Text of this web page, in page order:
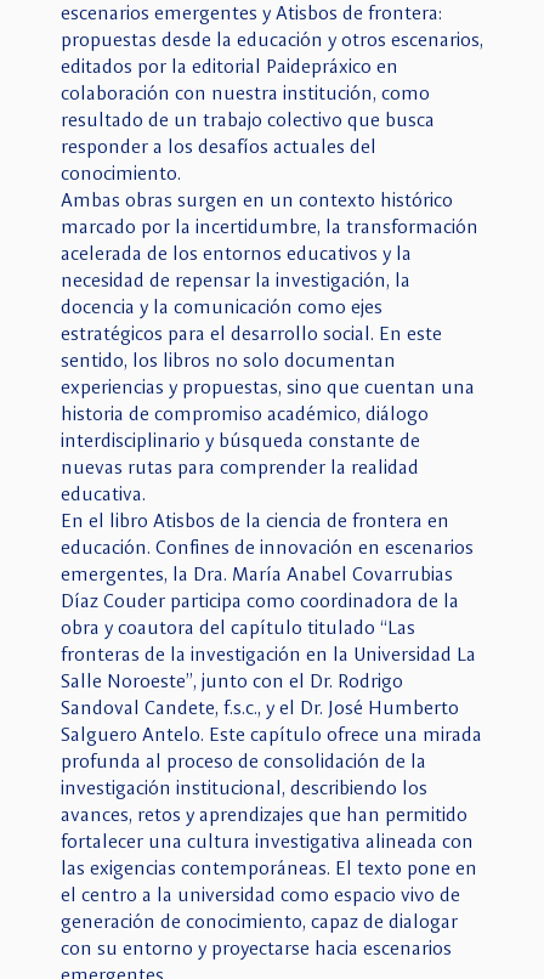
escenarios emergentes y Atisbos de frontera:
propuestas desde la educación y otros escenarios,
editados por la editorial Paidepráxico en
colaboración con nuestra institución, como
resultado de un trabajo colectivo que busca
responder a los desafíos actuales del
conocimiento.
Ambas obras surgen en un contexto histórico
marcado por la incertidumbre, la transformación
acelerada de los entornos educativos y la
necesidad de repensar la investigación, la
docencia y la comunicación como ejes
estratégicos para el desarrollo social. En este
sentido, los libros no solo documentan
experiencias y propuestas, sino que cuentan una
historia de compromiso académico, diálogo
interdisciplinario y búsqueda constante de
nuevas rutas para comprender la realidad
educativa.
En el libro Atisbos de la ciencia de frontera en
educación. Confines de innovación en escenarios
emergentes, la Dra. María Anabel Covarrubias
Díaz Couder participa como coordinadora de la
obra y coautora del capítulo titulado “Las
fronteras de la investigación en la Universidad La
Salle Noroeste”, junto con el Dr. Rodrigo
Sandoval Candete, f.s.c., y el Dr. José Humberto
Salguero Antelo. Este capítulo ofrece una mirada
profunda al proceso de consolidación de la
investigación institucional, describiendo los
avances, retos y aprendizajes que han permitido
fortalecer una cultura investigativa alineada con
las exigencias contemporáneas. El texto pone en
el centro a la universidad como espacio vivo de
generación de conocimiento, capaz de dialogar
con su entorno y proyectarse hacia escenarios